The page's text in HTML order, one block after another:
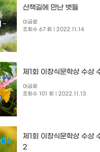
산책길에 만난 벗들
이금로
조회수 67 회
| 2022.11.14
제1회 이창식문학상 수상
이금로
조회수 101 회
| 2022.11.13
제1회 이창식문학상 수상
2